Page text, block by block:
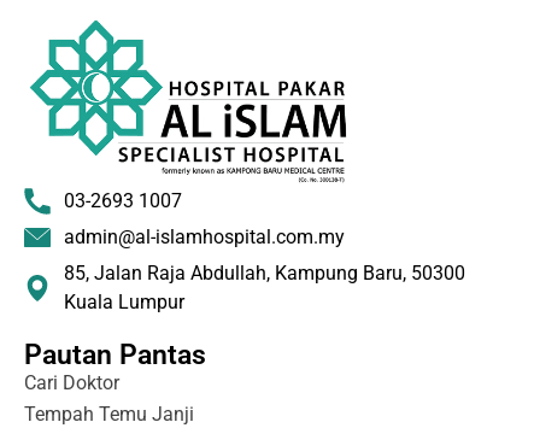
03-2693 1007
admin@al-islamhospital.com.my
85, Jalan Raja Abdullah, Kampung Baru, 50300
Kuala Lumpur
Pautan Pantas
Cari Doktor
Tempah Temu Janji